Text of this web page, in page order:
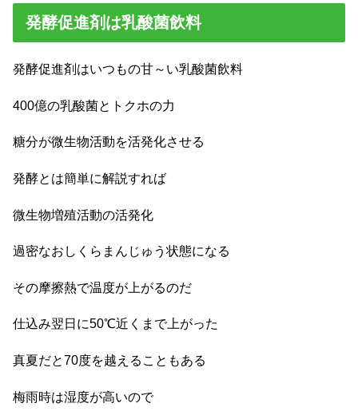
発酵促進剤は乳酸菌飲料
発酵促進剤はいつもの甘～い乳酸菌飲料
400億の乳酸菌とトクホの力
糖分が微生物活動を活発化させる
発酵とは簡単に解説すれば
微生物増殖活動の活発化
過密なおしくらまんじゅう状態になる
その摩擦熱で温度が上がるのだ
仕込み翌日に50℃近くまで上がった
真夏だと70度を越えることもある
梅雨時は湿度が高いので